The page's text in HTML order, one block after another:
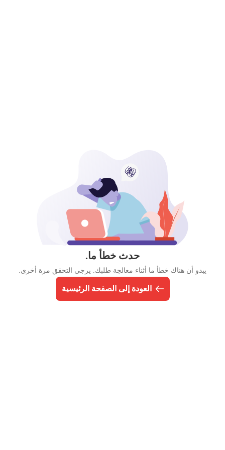
حدث خطأ ما.
يبدو أن هناك خطأ ما أثناء معالجة طلبك. يرجى التحقق مرة أخرى.
العودة إلى الصفحة الرئيسية